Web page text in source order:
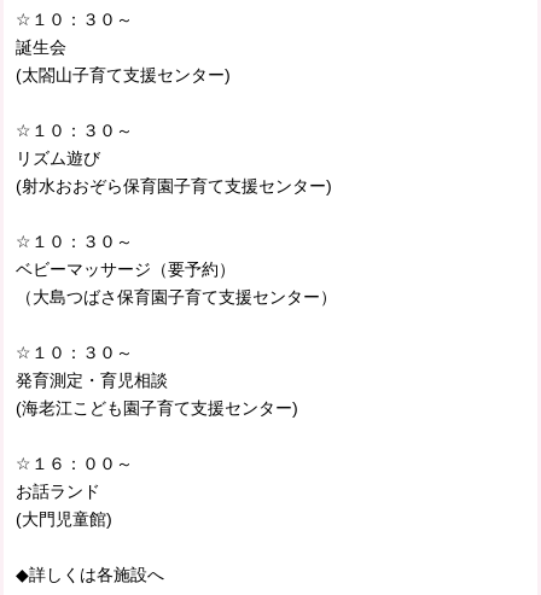
☆１０：３０～
誕生会
(太閤山子育て支援センター)
☆１０：３０～
リズム遊び
(射水おおぞら保育園子育て支援センター)
☆１０：３０～
ベビーマッサージ（要予約）
（大島つばさ保育園子育て支援センター）
☆１０：３０～
発育測定・育児相談
(海老江こども園子育て支援センター)
☆１６：００～
お話ランド
(大門児童館)
◆詳しくは各施設へ